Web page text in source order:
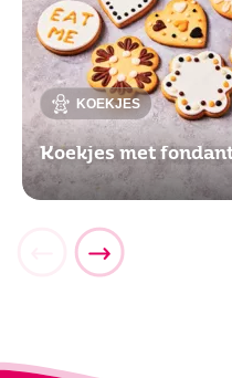
KOEKJES
Koekjes met